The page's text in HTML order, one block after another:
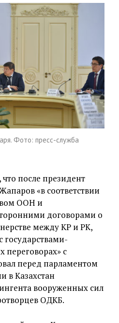
Фото: пресс-служба
после президент
«в соответствии
ООН и
договорами о
между КР и РК,
государствами-
переговорах» с
перед парламентом
в Казахстан
вооруженных сил
ОДКБ.